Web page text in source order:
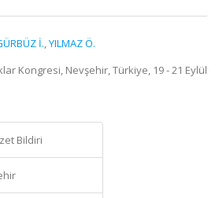
İ.,YILMAZ Ö.
Kongresi, Nevşehir, Türkiye, 19 - 21 Eylül
Bildiri